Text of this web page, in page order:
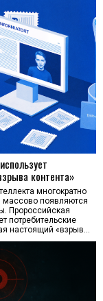
контента»
многократно
массово появляются
Пророссийская
потребительские
настоящий «взрыв…